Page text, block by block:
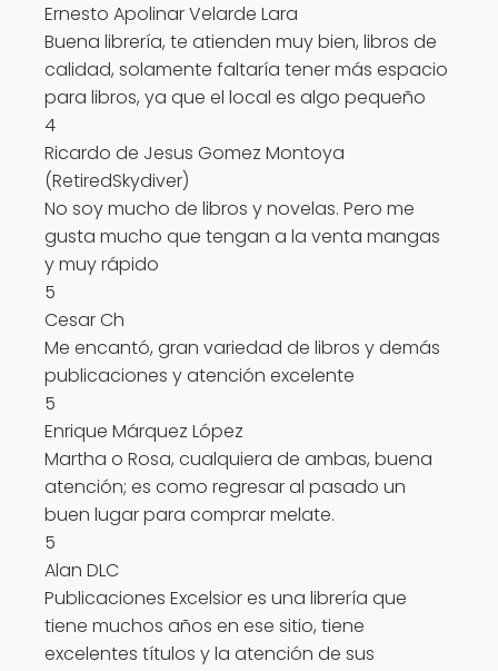
Ernesto Apolinar Velarde Lara
Buena librería, te atienden muy bien, libros de
calidad, solamente faltaría tener más espacio
para libros, ya que el local es algo pequeño
4
Ricardo de Jesus Gomez Montoya
(RetiredSkydiver)
No soy mucho de libros y novelas. Pero me
gusta mucho que tengan a la venta mangas
y muy rápido
5
Cesar Ch
Me encantó, gran variedad de libros y demás
publicaciones y atención excelente
5
Enrique Márquez López
Martha o Rosa, cualquiera de ambas, buena
atención; es como regresar al pasado un
buen lugar para comprar melate.
5
Alan DLC
Publicaciones Excelsior es una librería que
tiene muchos años en ese sitio, tiene
excelentes títulos y la atención de sus